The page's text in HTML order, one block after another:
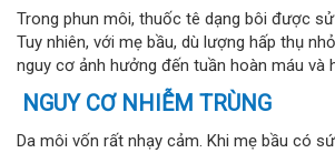
Trong phun môi, thuốc tê dạng bôi được
Tuy nhiên, với mẹ bầu, dù lượng hấp thụ
nguy cơ ảnh hưởng đến tuần hoàn máu và
NGUY CƠ NHIỄM TRÙNG
Da môi vốn rất nhạy cảm. Khi mẹ bầu có